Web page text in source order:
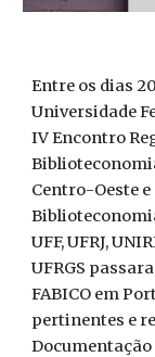
Entre os dias
Universidade
IV Encontro
Centro-Oeste e
UFF, UFRJ,
UFRGS
FABICO em
pertinentes e